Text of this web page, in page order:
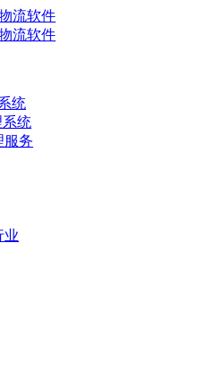
统
系统
服务
业